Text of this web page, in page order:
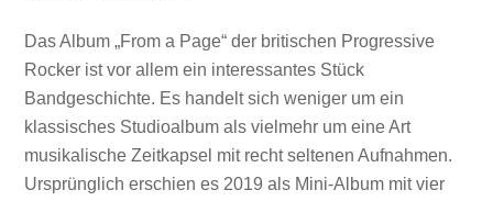
Das Album „From a Page“ der britischen Progressive
Rocker ist vor allem ein interessantes Stück
Bandgeschichte. Es handelt sich weniger um ein
klassisches Studioalbum als vielmehr um eine Art
musikalische Zeitkapsel mit recht seltenen Aufnahmen.
Ursprünglich erschien es 2019 als Mini-Album mit vier